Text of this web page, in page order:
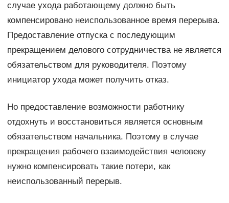
случае ухода работающему должно быть
компенсировано неиспользованное время перерыва.
Предоставление отпуска с последующим
прекращением делового сотрудничества не является
обязательством для руководителя. Поэтому
инициатор ухода может получить отказ.
Но предоставление возможности работнику
отдохнуть и восстановиться является основным
обязательством начальника. Поэтому в случае
прекращения рабочего взаимодействия человеку
нужно компенсировать такие потери, как
неиспользованный перерыв.